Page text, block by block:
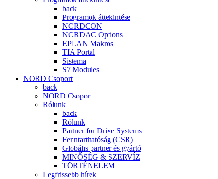
back
Programok áttekintése
NORDCON
NORDAC Options
EPLAN Makros
TIA Portal
Sistema
S7 Modules
NORD Csoport
back
NORD Csoport
Rólunk
back
Rólunk
Partner for Drive Systems
Fenntarthatóság (CSR)
Globális partner és gyártó
MINŐSÉG & SZERVÍZ
TÖRTÉNELEM
Legfrissebb hírek